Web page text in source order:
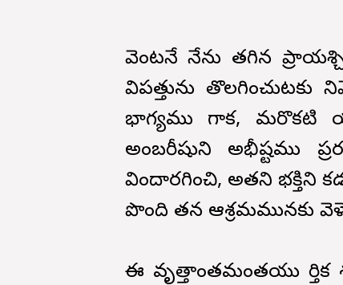
వెంటనే నేను తగిన
విపత్తును
భాగ్యము గాక, మరొకటి
అంబరీషుని అభీష్టము
విందారగించి, అతని భక్తిని
పొంది తన ఆశ్రమమునకు
ఈ వృత్తాంతమంతయు కార్తిక